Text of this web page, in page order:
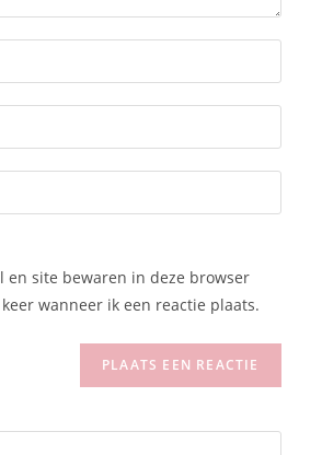
en site bewaren in deze browser
wanneer ik een reactie plaats.